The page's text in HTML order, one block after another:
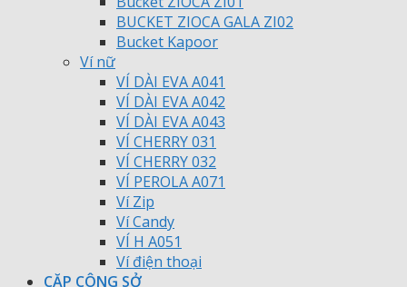
BUCKET ZIOCA GALA ZI02
Bucket Kapoor
Ví nữ
VÍ DÀI EVA A041
VÍ DÀI EVA A042
VÍ DÀI EVA A043
VÍ CHERRY 031
VÍ CHERRY 032
VÍ PEROLA A071
Ví Zip
Ví Candy
VÍ H A051
Ví điện thoại
CẶP CÔNG SỞ